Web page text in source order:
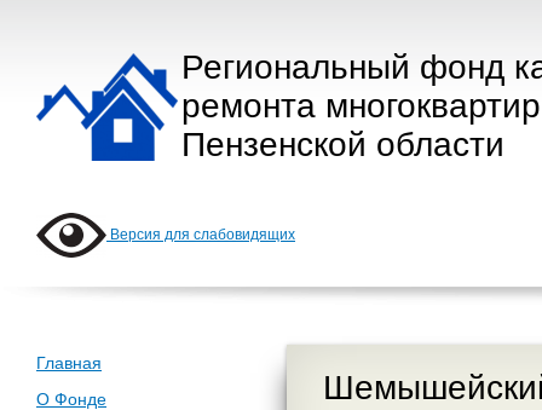
Региональный фонд
ремонта
Пензенской области
Версия для слабовидящих
Главная
О Фонде